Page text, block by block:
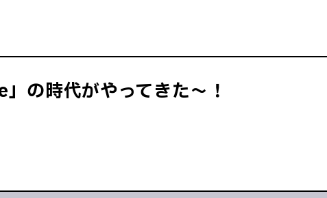
」の時代がやってきた～！